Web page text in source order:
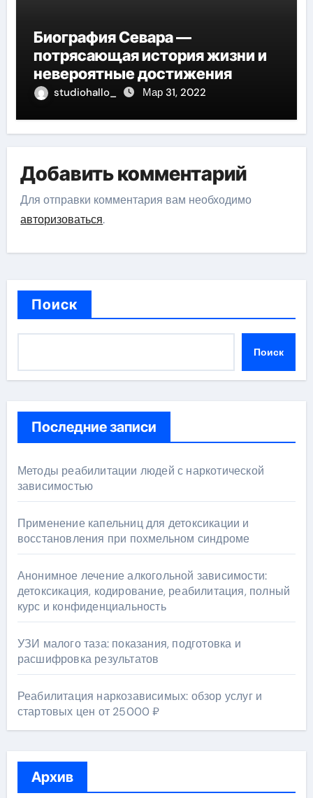
Биография Севара —
потрясающая история жизни и
невероятные достижения
studiohallo_ Мар 31, 2022
Добавить комментарий
Для отправки комментария вам необходимо
авторизоваться.
Поиск
Поиск
Последние записи
Методы реабилитации людей с наркотической
зависимостью
Применение капельниц для детоксикации и
восстановления при похмельном синдроме
Анонимное лечение алкогольной зависимости:
детоксикация, кодирование, реабилитация, полный
курс и конфиденциальность
УЗИ малого таза: показания, подготовка и
расшифровка результатов
Реабилитация наркозависимых: обзор услуг и
стартовых цен от 25000 ₽
Архив